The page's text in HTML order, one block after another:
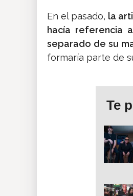
En el pasado, la
hacía referencia
separado de su
formaría parte de
Te